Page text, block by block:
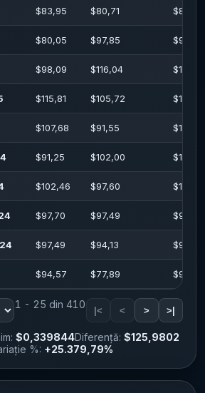
$83,95 $80,71 $87,78
$80,05 $97,85 $99,75
$98,09 $116,04 $117,46
$115,81 $105,72 $116,09
$107,68 $91,55 $110,34
$91,25 $102,00 $102,21
$102,46 $97,60 $
$97,70 $97,49 $99,42
$97,49 $94,13 $99,51
$94,57 $77,89 $98,72
1 - 25 din 410 |< < > >|
$0,339844Diferență: $125,9802
%: +25.379,79%